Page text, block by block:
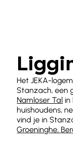
Het JEKA-
Stanzach, een
Namloser Tal in
huishoudens,
vind je in
Groeninghe,